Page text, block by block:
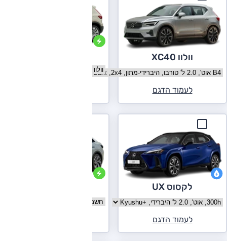
וולוו XC40
בחר גרסה וולוו XC40
לעמוד הדגם
בחר גרסה וולוו C40
לקסוס UX
בחר גרסה לקסוס UX
לעמוד הדגם
בחר גרסה פולקסווגן ID.5